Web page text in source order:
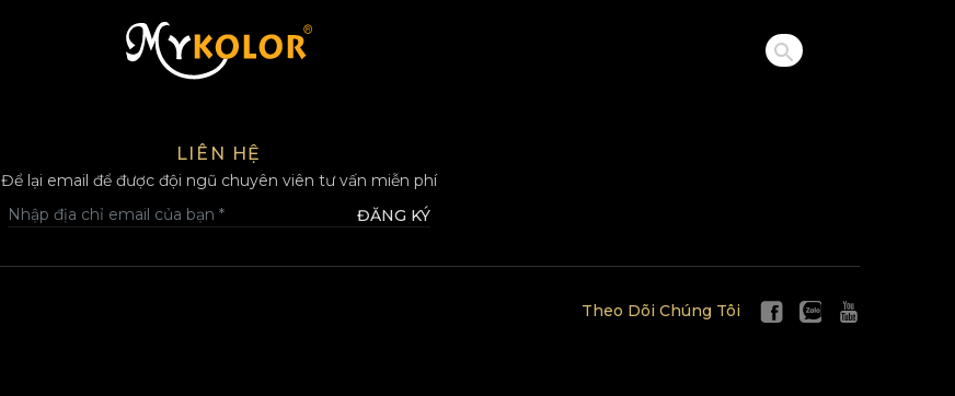
MYKOLOR
LIÊN HỆ
Để lại email để được đội ngũ chuyên viên tư vấn miễn phí
ĐĂNG KÝ
Theo Dõi Chúng Tôi